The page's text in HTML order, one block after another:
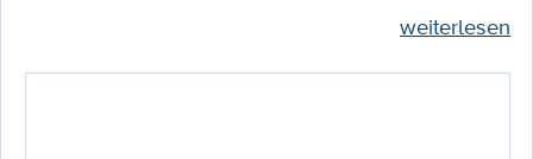
weiterlesen